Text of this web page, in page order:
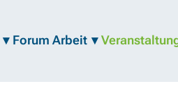
Forum Arbeit